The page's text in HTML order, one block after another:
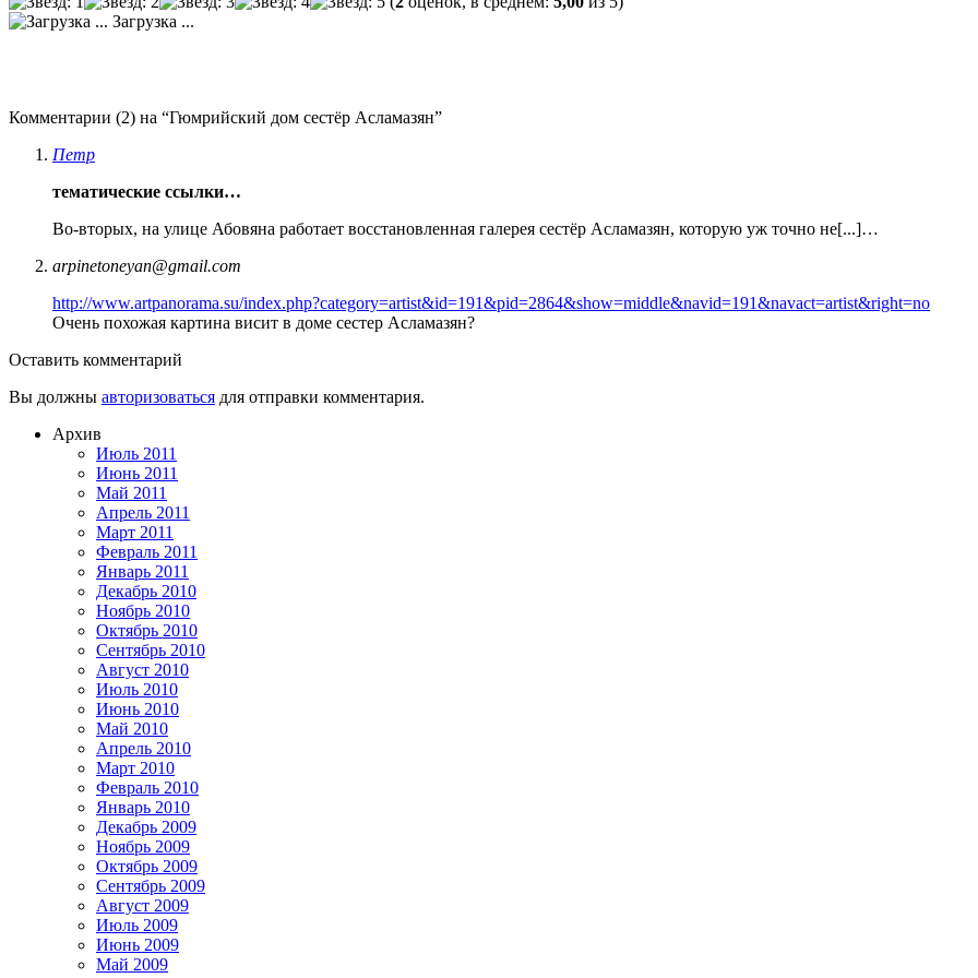
Загрузка ...
Комментарии (2) на “Гюмрийский дом сестёр Асламазян”
Петр
тематические ссылки…
Во-вторых, на улице Абовяна работает восстановленная галерея сестёр Асламазян, которую уж точно не[...]…
arpinetoneyan@gmail.com
http://www.artpanorama.su/index.php?category=artist&id=191&pid=2864&show=middle&navid=191&navact=artist&right=no
Очень похожая картина висит в доме сестер Асламазян?
Оставить комментарий
Вы должны авторизоваться для отправки комментария.
Архив
Июль 2011
Июнь 2011
Май 2011
Апрель 2011
Март 2011
Февраль 2011
Январь 2011
Декабрь 2010
Ноябрь 2010
Октябрь 2010
Сентябрь 2010
Август 2010
Июль 2010
Июнь 2010
Май 2010
Апрель 2010
Март 2010
Февраль 2010
Январь 2010
Декабрь 2009
Ноябрь 2009
Октябрь 2009
Сентябрь 2009
Август 2009
Июль 2009
Июнь 2009
Май 2009